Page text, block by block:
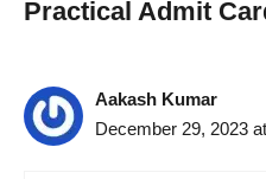
Practical Admit
Aakash Kumar
December 29, 2023